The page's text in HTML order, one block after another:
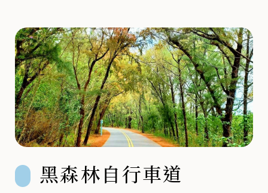
黑森林自行車道